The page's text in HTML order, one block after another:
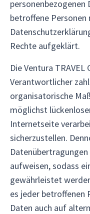
betroffene
Rechte aufgeklärt.
Die Ventura
Verantwortlicher
organisatorische
möglichst
Internetseite
sicherzustellen.
aufweisen, sodass
gewährleistet
es jeder betroffenen
Daten auch auf